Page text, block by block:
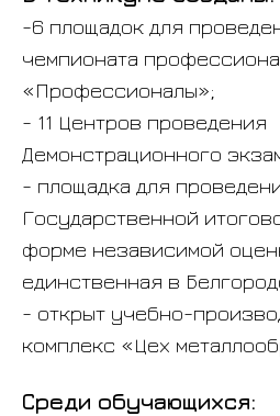
-6 площадок для
чемпионата
«Профессионалы»;
- 11 Центров проведения
Демонстрационного
- площадка для
Государственной
форме независимой
единственная в
- открыт учебно-
комплекс «Цех
Среди обучающихся: